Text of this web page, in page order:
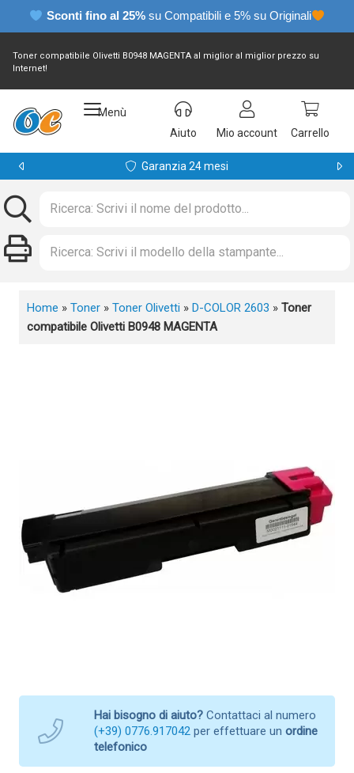
Sconti fino al 25% su Compatibili e 5% su Originali
Toner compatibile Olivetti B0948 MAGENTA al miglior al miglior prezzo su
Internet!
Menù
Aiuto
Mio account Carrello
Garanzia 24 mesi
Home » Toner » Toner Olivetti » D-COLOR 2603 » Toner
compatibile Olivetti B0948 MAGENTA
Hai bisogno di aiuto? Contattaci al numero
(+39) 0776.917042 per effettuare un ordine
telefonico